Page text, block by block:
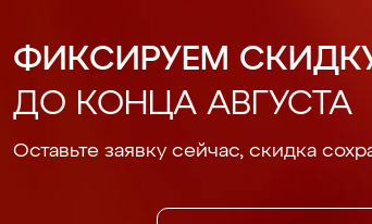
ФИКСИРУЕМ
ДО КОНЦА АВГУСТА
Оставьте заявку сейчас, скидка